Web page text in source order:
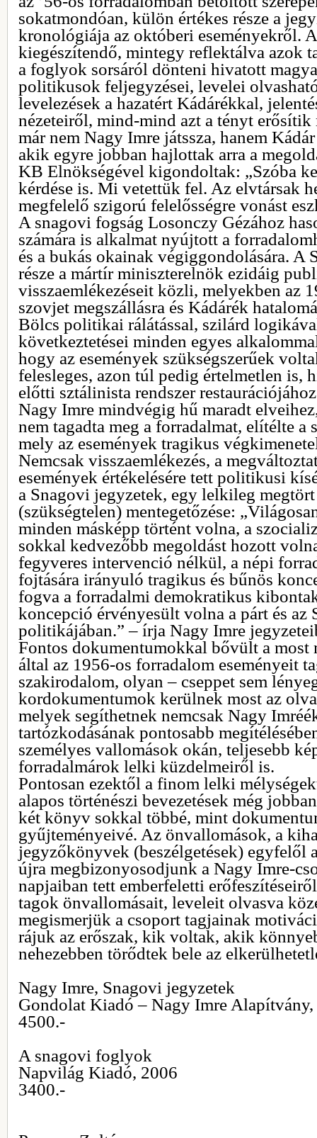
sokatmondóan, külön értékes része a
kronológiája az októberi eseményekről.
kiegészítendő, mintegy reflektálva azok
a foglyok sorsáról dönteni hivatott
politikusok feljegyzései, levelei
levelezések a hazatért Kádárékkal,
nézeteiről, mind-mind azt a tényt erősítik
már nem Nagy Imre játssza, hanem
akik egyre jobban hajlottak arra a
KB Elnökségével kigondoltak: „Szóba
kérdése is. Mi vetettük fel. Az elvtársak
megfelelő szigorú felelősségre vonást
A snagovi fogság Losonczy Gézához
számára is alkalmat nyújtott a
és a bukás okainak végiggondolására. A
része a mártír miniszterelnök ezidáig
visszaemlékezéseit közli, melyekben az
szovjet megszállásra és Kádárék
Bölcs politikai rálátással, szilárd
következtetései minden egyes
hogy az események szükségszerűek
felesleges, azon túl pedig értelmetlen is,
előtti sztálinista rendszer
Nagy Imre mindvégig hű maradt
nem tagadta meg a forradalmat, elítélte a
mely az események tragikus
Nemcsak visszaemlékezés, a
események értékelésére tett politikusi
a Snagovi jegyzetek, egy lelkileg
(szükségtelen) mentegetőzése:
minden másképp történt volna, a
sokkal kedvezőbb megoldást hozott
fegyveres intervenció nélkül, a népi
fojtására irányuló tragikus és bűnös
fogva a forradalmi demokratikus
koncepció érvényesült volna a párt és az
politikájában.” – írja Nagy Imre
Fontos dokumentumokkal bővült a most
által az 1956-os forradalom eseményeit
szakirodalom, olyan – cseppet sem
kordokumentumok kerülnek most az
melyek segíthetnek nemcsak Nagy
tartózkodásának pontosabb
személyes vallomások okán, teljesebb
forradalmárok lelki küzdelmeiről is.
Pontosan ezektől a finom lelki
alapos történészi bevezetések még
két könyv sokkal többé, mint
gyűjteményeivé. Az önvallomások, a
jegyzőkönyvek (beszélgetések) egyfelől
újra megbizonyosodjunk a Nagy Imre-
napjaiban tett emberfeletti
tagok önvallomásait, leveleit olvasva
megismerjük a csoport tagjainak
rájuk az erőszak, kik voltak, akik
nehezebben törődtek bele az
Nagy Imre, Snagovi jegyzetek
Gondolat Kiadó – Nagy Imre
4500.-
A snagovi foglyok
Napvilág Kiadó, 2006
3400.-